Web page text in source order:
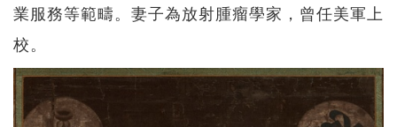
業服務等範疇。妻子為放射腫瘤學家，曾任美軍上
校。